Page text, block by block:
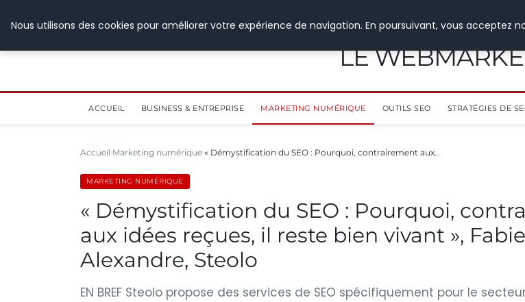
LE
ACCUEIL BUSINESS & ENTREPRISE MARKETING NUMÉRIQUE OUTILS SEO STRATÉGIES DE
Accueil Marketing numérique « Démystification du SEO : Pourquoi, contrairement aux…
MARKETING NUMÉRIQUE
« Démystification du SEO : Pourquoi,
aux idées reçues, il reste bien vivant »,
Alexandre, Steolo
EN BREF Steolo propose des services de SEO spécifiquement pour le
Nous utilisons des cookies pour améliorer votre expérience de navigation. En poursuivant, vous acceptez